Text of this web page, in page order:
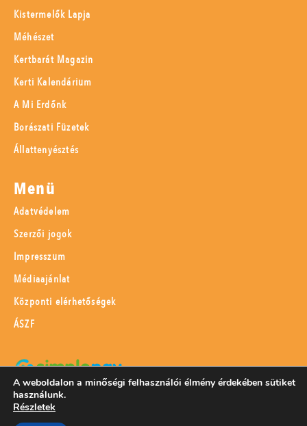
Kistermelők Lapja
Méhészet
Kertbarát Magazin
Kerti Kalendárium
A Mi Erdőnk
Borászati Füzetek
Állattenyésztés
Menü
Adatvédelem
Szerzői jogok
Impresszum
Médiaajánlat
Központi elérhetőségek
ÁSZF
SimplePay adattovábbítási nyilatkozat
A weboldalon a minőségi felhasználói élmény érdekében sütiket
használunk.
Részletek